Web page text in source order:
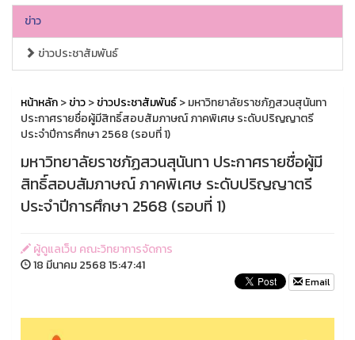
ข่าว
ข่าวประชาสัมพันธ์
หน้าหลัก>ข่าว>ข่าวประชาสัมพันธ์> มหาวิทยาลัยราชภัฏสวนสุนันทา
ประกาศรายชื่อผู้มีสิทธิ์สอบสัมภาษณ์ ภาคพิเศษ ระดับปริญญาตรี
ประจำปีการศึกษา 2568 (รอบที่ 1)
มหาวิทยาลัยราชภัฏสวนสุนันทา ประกาศรายชื่อผู้มี
สิทธิ์สอบสัมภาษณ์ ภาคพิเศษ ระดับปริญญาตรี
ประจำปีการศึกษา 2568 (รอบที่ 1)
ผู้ดูแลเว็บ คณะวิทยาการจัดการ
18 มีนาคม 2568 15:47:41
Email